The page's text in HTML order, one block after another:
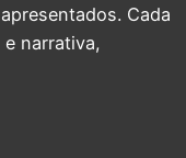
Cada
narrativa,